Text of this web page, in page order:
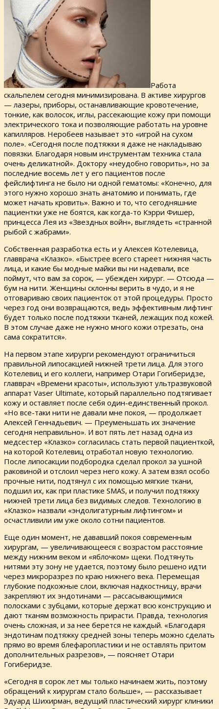
Работа
скальпелем сегодня минимизирована. В активе хирургов
— лазеры, приборы, останавливающие кровотечение,
тонкие, как волосок, иглы, рассекающие кожу при помощи
электрического тока и позволяющие работать на уровне
капилляров. Неробеев называет это «игрой на сухом
поле». «Сегодня после подтяжки я даже не накладываю
повязки. Благодаря новым инструментам техника стала
очень деликатной». Доктору «неудобно говорить», но за
последние восемь лет у его пациентов после
фейслифтинга не было ни одной гематомы: «Конечно, для
этого нужно хорошо знать анатомию и понимать, где
может начать кровить». Важно и то, что сегодняшние
пациентки уже не боятся, как когда-то Кэрри Фишер,
принцесса Лея из «Звездных войн», выглядеть «странной
рыбой с жабрами».
Собственная разработка есть и у Алексея Котелевица,
главврача «Клазко». «Быстрее всего стареет нижняя часть
лица, и какие бы модные майки вы ни надевали, все
поймут, что вам за сорок, — убежден хирург. — Отсюда —
бум на нити. Женщины склонны верить в чудо, и я не
отговариваю своих пациенток от этой процедуры. Просто
через год они возвращаются, ведь эффективным лифтинг
будет только после подтяжки тканей, лежащих под кожей.
В этом случае даже не нужно много кожи отрезать, она
сама сократится».
На первом этапе хирурги рекомендуют ограничиться
правильной липосакцией нижней трети лица. Для этого
Котелевиц и его коллеги, например Отари Гогиберидзе,
главврач «Времени красоты», используют ультразвуковой
аппарат Vaser Ultimate, который параллельно подтягивает
кожу и оставляет после себя один-единственный прокол.
«Но все-таки нити не давали мне покоя, — продолжает
Алексей Геннадьевич. — Преуменьшать их значение
сегодня неправильно». И вот пять лет назад одна из
медсестер «Клазко» согласилась стать первой пациенткой,
на которой Котелевиц отработал новую технологию.
После липосакции подбородка сделал прокол за ушной
раковиной и отслоил через него кожу. А затем взял особо
прочные нити, подтянул с их помощью мягкие ткани,
подшил их, как при пластике SMAS, и получил подтяжку
нижней трети лица без видимых следов. Технологию в
«Клазко» назвали «эндолигатурным лифтингом» и
осчастливили им уже около сотни пациентов.
Еще один момент, не дававший покоя современным
хирургам, — увеличивающееся с возрастом расстояние
между нижним веком и «яблочком» щеки. Подтянуть
нитями эту зону не удается, поэтому было решено идти
через микроразрез по краю нижнего века. Перемещая
глубокие подкожные слои, включая надкостницу, врачи
закрепляют их эндотинами — рассасывающимися
полосками с зубцами, которые держат всю конструкцию и
дают тканям возможность прирасти. Правда, технология
очень сложная, и за нее берется не каждый. «Благодаря
эндотинам подтяжку средней зоны теперь можно сделать
прямо во время блефаропластики и не оставлять притом
дополнительных разрезов», — поясняет Отари
Гогиберидзе.
«Сегодня в сорок лет мы только начинаем жить, поэтому
обращений к хирургам стало больше», — рассказывает
Эдуард Шихирман, ведущий пластический хирург клиники